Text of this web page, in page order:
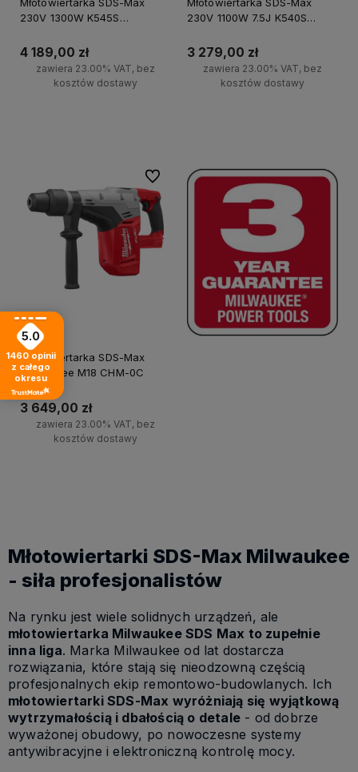
230V 1300W K545S
4 189,00 zł
zawiera 23.00% VAT, bez
kosztów dostawy
230V 1100W 7.5J K540S
3 279,00 zł
zawiera 23.00% VAT, bez
kosztów dostawy
Młotowiertarka SDS-Max
Milwaukee M18 CHM-0C
3 649,00 zł
zawiera 23.00% VAT, bez
kosztów dostawy
Do ulubionych
Młotowiertarki SDS-Max Milwaukee
- siła profesjonalistów
Na rynku jest wiele solidnych urządzeń, ale
młotowiertarka Milwaukee SDS Max to zupełnie
inna liga. Marka Milwaukee od lat dostarcza
rozwiązania, które stają się nieodzowną częścią
profesjonalnych ekip remontowo-budowlanych. Ich
młotowiertarki SDS-Max wyróżniają się wyjątkową
wytrzymałością i dbałością o detale - od dobrze
wyważonej obudowy, po nowoczesne systemy
antywibracyjne i elektroniczną kontrolę mocy.
5.0
1460 opinii
z całego
okresu